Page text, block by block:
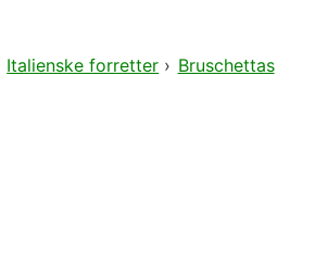
Italienske forretter › Bruschettas